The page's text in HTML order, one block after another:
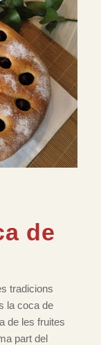
de
tradicions
la coca de
de les fruites
part del